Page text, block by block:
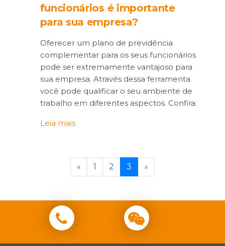
funcionários é importante
para sua empresa?
Oferecer um plano de previdência
complementar para os seus funcionários
pode ser extremamente vantajoso para
sua empresa. Através dessa ferramenta
você pode qualificar o seu ambiente de
trabalho em diferentes aspectos. Confira:
Leia mais
« 1 2 3 »